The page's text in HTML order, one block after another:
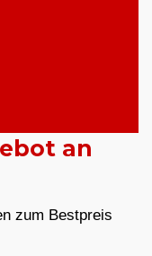
an
zum Bestpreis